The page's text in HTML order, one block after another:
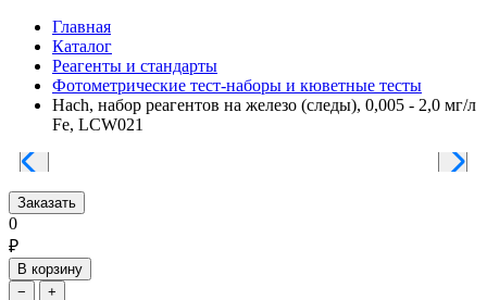
Главная
Каталог
Реагенты и стандарты
Фотометрические тест-наборы и кюветные тесты
Hach, набор реагентов на железо (следы), 0,005 - 2,0 мг/л
Fe, LCW021
Заказать
0
₽
В корзину
−
+